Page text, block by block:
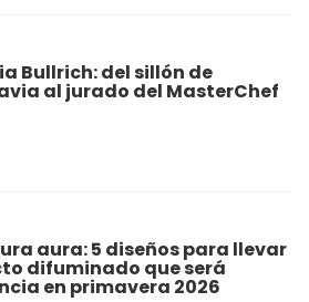
Bullrich: del sillón de
al jurado del MasterChef
aura: 5 diseños para llevar
difuminado que será
en primavera 2026